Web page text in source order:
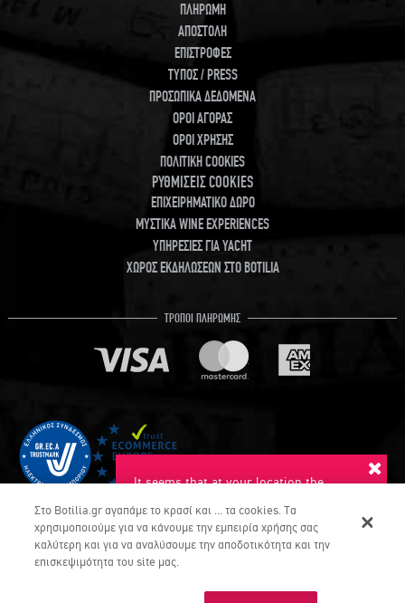
It seems that at your location the
want to switch to this language?
Dont ask again
ΠΛΗΡΩΜΗ
ΑΠΟΣΤΟΛΗ
ΕΠΙΣΤΡΟΦΕΣ
ΤΥΠΟΣ / PRESS
ΠΡΟΣΩΠΙΚΑ ΔΕΔΟΜΕΝΑ
ΟΡΟΙ ΑΓΟΡΑΣ
ΟΡΟΙ ΧΡΗΣΗΣ
ΠΟΛΙΤΙΚΗ COOKIES
ΡΥΘΜΙΣΕΙΣ COOKIES
ΕΠΙΧΕΙΡΗΜΑΤΙΚΟ ΔΩΡΟ
ΜΥΣΤΙΚΑ WINE EXPERIENCES
ΥΠΗΡΕΣΙΕΣ ΓΙΑ YACHT
ΧΩΡΟΣ ΕΚΔΗΛΩΣΕΩΝ ΣΤΟ BOTILIA
ΤΡΟΠΟΙ ΠΛΗΡΩΜΗΣ
Στο Botilia.gr αγαπάμε το κρασί και ... τα cookies. Τα
χρησιμοποιούμε για να κάνουμε την εμπειρία χρήσης σας
καλύτερη και για να αναλύσουμε την αποδοτικότητα και την
επισκεψιμότητα του site μας.